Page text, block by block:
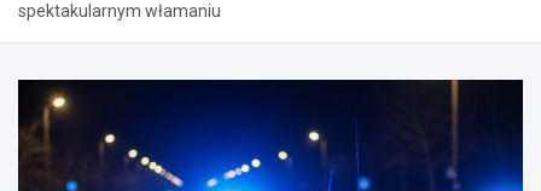
spektakularnym włamaniu